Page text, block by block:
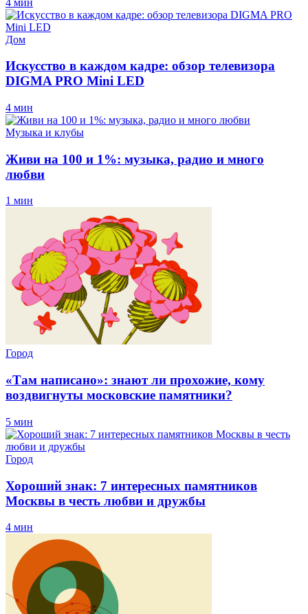
Дом
Искусство в каждом кадре: обзор телевизора
DIGMA PRO Mini LED
4 мин
Музыка и клубы
Живи на 100 и 1%: музыка, радио и много
любви
1 мин
Город
«Там написано»: знают ли прохожие, кому
воздвигнуты московские памятники?
5 мин
Город
Хороший знак: 7 интересных памятников
Москвы в честь любви и дружбы
4 мин